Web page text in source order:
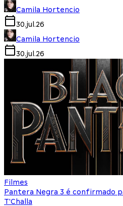
Camila Hortencio
30.jul.26
Camila Hortencio
30.jul.26
Filmes
Pantera Negra 3 é confirmado
T'Challa